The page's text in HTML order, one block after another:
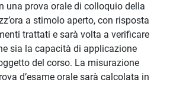
una prova orale di colloquio della
a stimolo aperto, con risposta
trattati e sarà volta a verificare
sia la capacità di applicazione
del corso. La misurazione
d’esame orale sarà calcolata in